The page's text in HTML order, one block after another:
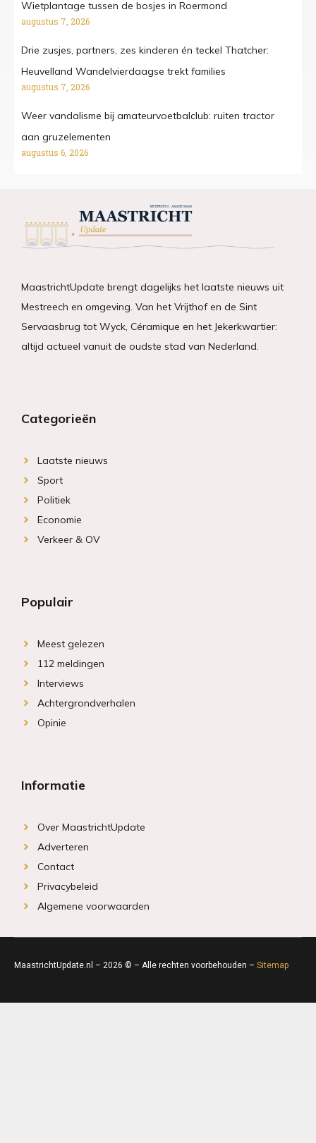
Wietplantage tussen de bosjes in Roermond
augustus 7, 2026
Drie zusjes, partners, zes kinderen én teckel Thatcher:
Heuvelland Wandelvierdaagse trekt families
augustus 7, 2026
Weer vandalisme bij amateurvoetbalclub: ruiten tractor
aan gruzelementen
augustus 6, 2026
MaastrichtUpdate brengt dagelijks het laatste nieuws uit
Mestreech en omgeving. Van het Vrijthof en de Sint
Servaasbrug tot Wyck, Céramique en het Jekerkwartier:
altijd actueel vanuit de oudste stad van Nederland.
Categorieën
Laatste nieuws
Sport
Politiek
Economie
Verkeer & OV
Populair
Meest gelezen
112 meldingen
Interviews
Achtergrondverhalen
Opinie
Informatie
Over MaastrichtUpdate
Adverteren
Contact
Privacybeleid
Algemene voorwaarden
MaastrichtUpdate.nl – 2026 © – Alle rechten voorbehouden – Sitemap